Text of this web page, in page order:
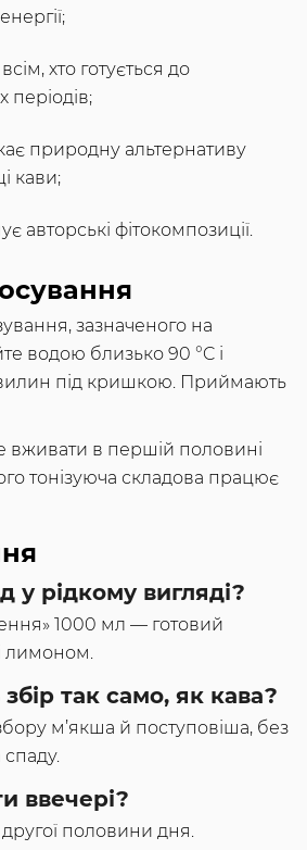
хто готується до
періодів;
природну альтернативу
кави;
авторські фітокомпозиції.
зазначеного на
водою близько 90 °C і
під кришкою. Приймають
вживати в першій половині
тонізуюча складова працює
у рідкому вигляді?
1000 мл — готовий
лимоном.
так само, як кава?
збору м’якша й поступовіша, без
спаду.
ввечері?
половини дня.